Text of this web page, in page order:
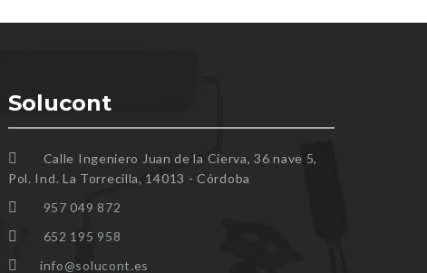
Solucont
Calle Ingeniero Juan de la Cierva, 36 nave 5,
Pol. Ind. La Torrecilla, 14013 - Córdoba
957 049 872
652 195 958
info@solucont.es